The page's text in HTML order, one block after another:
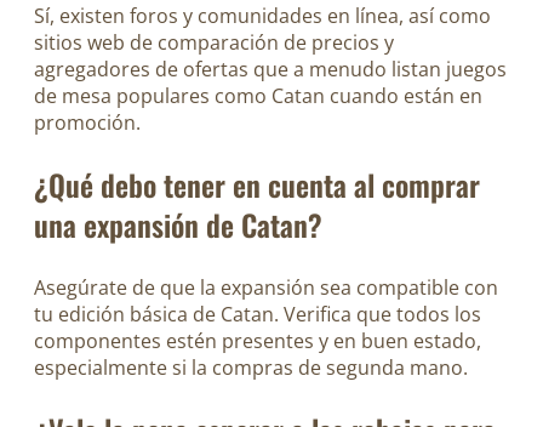
Sí, existen foros y comunidades en línea, así como
sitios web de comparación de precios y
agregadores de ofertas que a menudo listan juegos
de mesa populares como Catan cuando están en
promoción.
¿Qué debo tener en cuenta al comprar
una expansión de Catan?
Asegúrate de que la expansión sea compatible con
tu edición básica de Catan. Verifica que todos los
componentes estén presentes y en buen estado,
especialmente si la compras de segunda mano.